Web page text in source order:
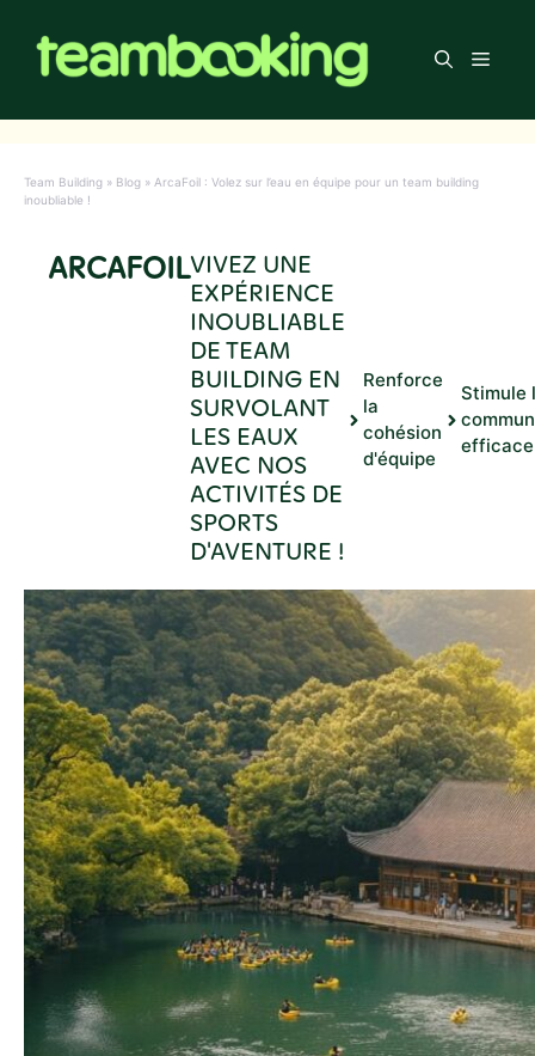
contenu
Menu
Team Building » Blog » ArcaFoil : Volez sur l’eau en équipe pour un team building
inoubliable !
ARCAFOILVIVEZ UNE
EXPÉRIENCE
INOUBLIABLE
DE TEAM
BUILDING EN
SURVOLANT
LES EAUX
AVEC NOS
ACTIVITÉS DE
SPORTS
D'AVENTURE !
Renforce
la
cohésion
d'équipe
Stimule
efficace